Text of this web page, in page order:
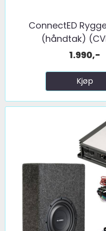
ConnectED
(håndtak)
1.990,-
Kjøp